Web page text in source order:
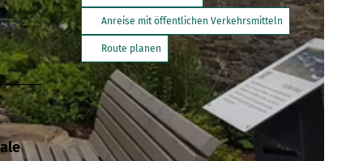
den Hennesee" | CC-BY-SA
Anreise mit öffentlichen Verkehrsmitteln
Route planen